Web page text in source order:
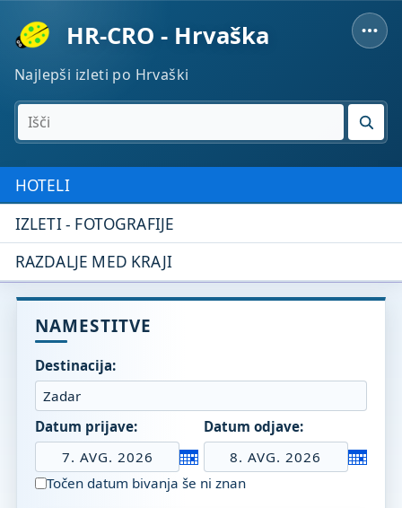
HR-CRO - Hrvaška
Najlepši izleti po Hrvaški
IŠČI
HOTELI
IZLETI - FOTOGRAFIJE
RAZDALJE MED KRAJI
NAMESTITVE
Destinacija:
Datum prijave:
7. AVG. 2026
Datum odjave:
8. AVG. 2026
Točen datum bivanja še ni znan